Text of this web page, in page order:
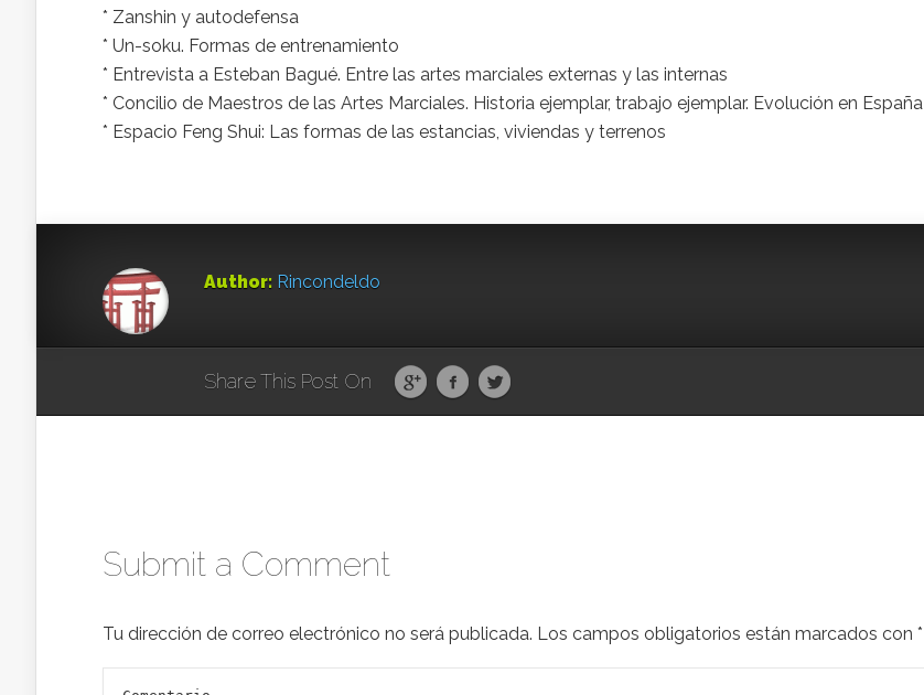
* Zanshin y autodefensa
* Un-soku. Formas de entrenamiento
* Entrevista a Esteban Bagué. Entre las artes marciales externas y las internas
* Concilio de Maestros de las Artes Marciales. Historia ejemplar, trabajo ejemplar. Evolución en España
* Espacio Feng Shui: Las formas de las estancias, viviendas y terrenos
Author: Rincondeldo
Share This Post On
Submit a Comment
Tu dirección de correo electrónico no será publicada. Los campos obligatorios están marcados con *